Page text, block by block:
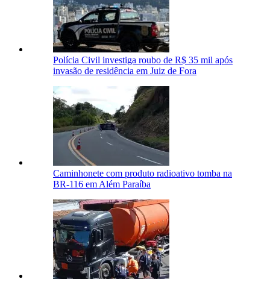
Polícia Civil investiga roubo de R$ 35 mil após
invasão de residência em Juiz de Fora
Caminhonete com produto radioativo tomba na
BR-116 em Além Paraíba